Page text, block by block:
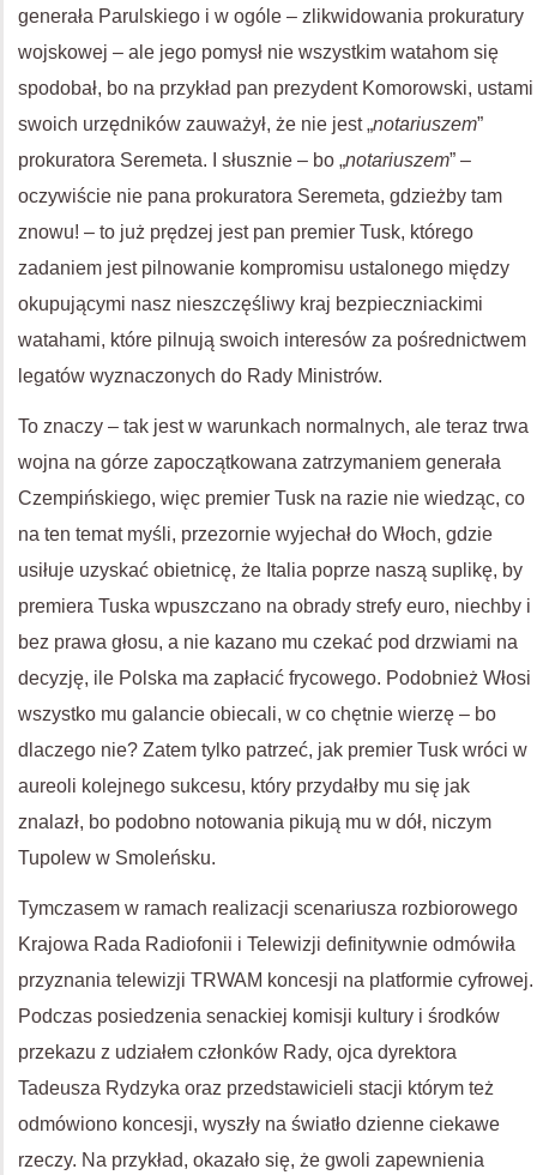
generała Parulskiego i w ogóle – zlikwidowania prokuratury
wojskowej – ale jego pomysł nie wszystkim watahom się
spodobał, bo na przykład pan prezydent Komorowski, ustami
swoich urzędników zauważył, że nie jest „notariuszem”
prokuratora Seremeta. I słusznie – bo „notariuszem” –
oczywiście nie pana prokuratora Seremeta, gdzieżby tam
znowu! – to już prędzej jest pan premier Tusk, którego
zadaniem jest pilnowanie kompromisu ustalonego między
okupującymi nasz nieszczęśliwy kraj bezpieczniackimi
watahami, które pilnują swoich interesów za pośrednictwem
legatów wyznaczonych do Rady Ministrów.
To znaczy – tak jest w warunkach normalnych, ale teraz trwa
wojna na górze zapoczątkowana zatrzymaniem generała
Czempińskiego, więc premier Tusk na razie nie wiedząc, co
na ten temat myśli, przezornie wyjechał do Włoch, gdzie
usiłuje uzyskać obietnicę, że Italia poprze naszą suplikę, by
premiera Tuska wpuszczano na obrady strefy euro, niechby i
bez prawa głosu, a nie kazano mu czekać pod drzwiami na
decyzję, ile Polska ma zapłacić frycowego. Podobnież Włosi
wszystko mu galancie obiecali, w co chętnie wierzę – bo
dlaczego nie? Zatem tylko patrzeć, jak premier Tusk wróci w
aureoli kolejnego sukcesu, który przydałby mu się jak
znalazł, bo podobno notowania pikują mu w dół, niczym
Tupolew w Smoleńsku.
Tymczasem w ramach realizacji scenariusza rozbiorowego
Krajowa Rada Radiofonii i Telewizji definitywnie odmówiła
przyznania telewizji TRWAM koncesji na platformie cyfrowej.
Podczas posiedzenia senackiej komisji kultury i środków
przekazu z udziałem członków Rady, ojca dyrektora
Tadeusza Rydzyka oraz przedstawicieli stacji którym też
odmówiono koncesji, wyszły na światło dzienne ciekawe
rzeczy. Na przykład, okazało się, że gwoli zapewnienia